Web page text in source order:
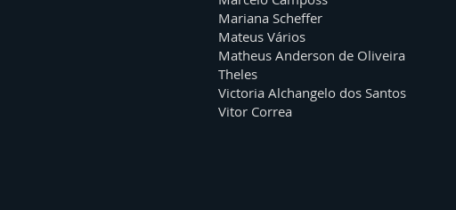
Mariana Scheffer
Mateus Vários
Matheus Anderson de Oliveira
Theles
Victoria Alchangelo dos Santos
Vitor Correa